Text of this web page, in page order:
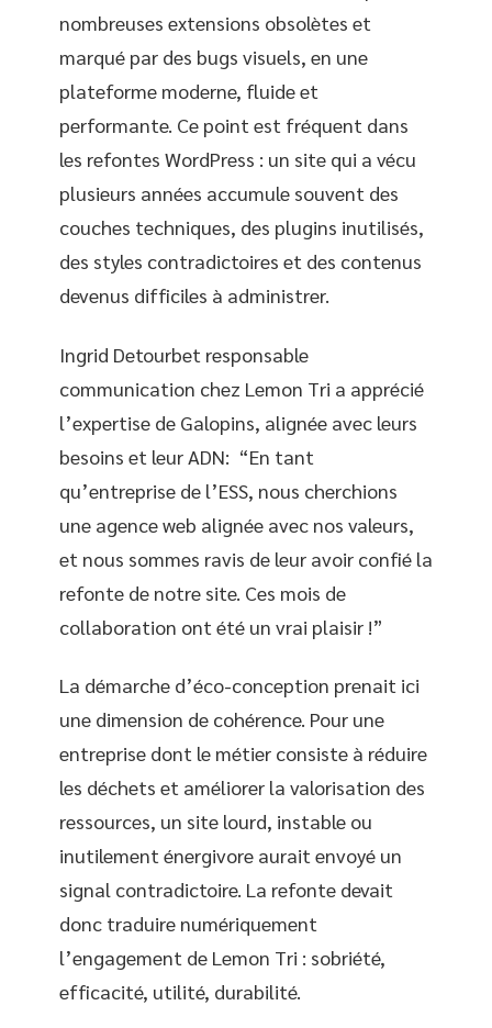
nombreuses extensions obsolètes et
marqué par des bugs visuels, en une
plateforme moderne, fluide et
performante. Ce point est fréquent dans
les refontes WordPress : un site qui a vécu
plusieurs années accumule souvent des
couches techniques, des plugins inutilisés,
des styles contradictoires et des contenus
devenus difficiles à administrer.
Ingrid Detourbet responsable
communication chez Lemon Tri a apprécié
l’expertise de Galopins, alignée avec leurs
besoins et leur ADN: “En tant
qu’entreprise de l’ESS, nous cherchions
une agence web alignée avec nos valeurs,
et nous sommes ravis de leur avoir confié la
refonte de notre site. Ces mois de
collaboration ont été un vrai plaisir !”
La démarche d’éco-conception prenait ici
une dimension de cohérence. Pour une
entreprise dont le métier consiste à réduire
les déchets et améliorer la valorisation des
ressources, un site lourd, instable ou
inutilement énergivore aurait envoyé un
signal contradictoire. La refonte devait
donc traduire numériquement
l’engagement de Lemon Tri : sobriété,
efficacité, utilité, durabilité.